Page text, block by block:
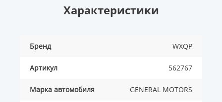
Характеристики
Бренд WXQP
Артикул 562767
Марка автомобиля GENERAL MOTORS